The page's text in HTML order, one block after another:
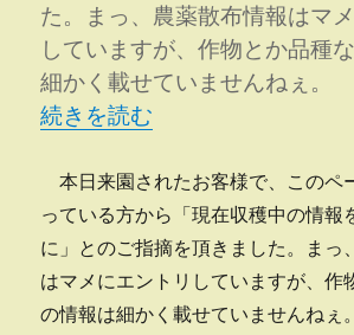
た。まっ、農薬散布情報はマ
していますが、作物とか品種
細かく載せていませんねぇ
“サミット” の
続きを読む
本日来園されたお客様で、このペ
っている方から「現在収穫中の情報
に」とのご指摘を頂きました。まっ
はマメにエントリしていますが、作
の情報は細かく載せていませんねぇ。